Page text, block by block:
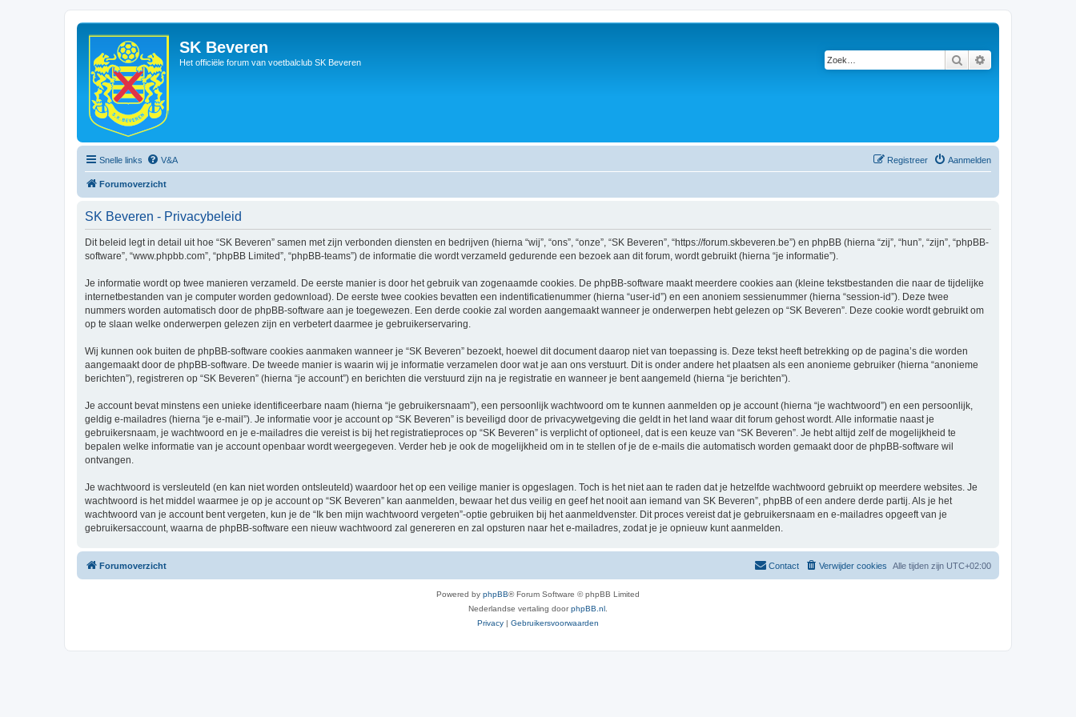
SK Beveren
Het officiële forum van voetbalclub SK Beveren Zoek
Snelle links V&A Aanmelden
Registreer
Forumoverzicht
SK Beveren - Privacybeleid
Dit beleid legt in detail uit hoe “SK Beveren” samen met zijn verbonden diensten en bedrijven (hierna “wij”, “ons”, “onze”, “SK Beveren”, “https://forum.skbeveren.be”) en phpBB (hierna “zij”, “hun”, “zijn”, “phpBB-
software”, “www.phpbb.com”, “phpBB Limited”, “phpBB-teams”) de informatie die wordt verzameld gedurende een bezoek aan dit forum, wordt gebruikt (hierna “je informatie”).
Je informatie wordt op twee manieren verzameld. De eerste manier is door het gebruik van zogenaamde cookies. De phpBB-software maakt meerdere cookies aan (kleine tekstbestanden die naar de tijdelijke
internetbestanden van je computer worden gedownload). De eerste twee cookies bevatten een indentificatienummer (hierna “user-id”) en een anoniem sessienummer (hierna “session-id”). Deze twee
nummers worden automatisch door de phpBB-software aan je toegewezen. Een derde cookie zal worden aangemaakt wanneer je onderwerpen hebt gelezen op “SK Beveren”. Deze cookie wordt gebruikt om
op te slaan welke onderwerpen gelezen zijn en verbetert daarmee je gebruikerservaring.
Wij kunnen ook buiten de phpBB-software cookies aanmaken wanneer je “SK Beveren” bezoekt, hoewel dit document daarop niet van toepassing is. Deze tekst heeft betrekking op de pagina’s die worden
aangemaakt door de phpBB-software. De tweede manier is waarin wij je informatie verzamelen door wat je aan ons verstuurt. Dit is onder andere het plaatsen als een anonieme gebruiker (hierna “anonieme
berichten”), registreren op “SK Beveren” (hierna “je account”) en berichten die verstuurd zijn na je registratie en wanneer je bent aangemeld (hierna “je berichten”).
Je account bevat minstens een unieke identificeerbare naam (hierna “je gebruikersnaam”), een persoonlijk wachtwoord om te kunnen aanmelden op je account (hierna “je wachtwoord”) en een persoonlijk,
geldig e-mailadres (hierna “je e-mail”). Je informatie voor je account op “SK Beveren” is beveiligd door de privacywetgeving die geldt in het land waar dit forum gehost wordt. Alle informatie naast je
gebruikersnaam, je wachtwoord en je e-mailadres die vereist is bij het registratieproces op “SK Beveren” is verplicht of optioneel, dat is een keuze van “SK Beveren”. Je hebt altijd zelf de mogelijkheid te
bepalen welke informatie van je account openbaar wordt weergegeven. Verder heb je ook de mogelijkheid om in te stellen of je de e-mails die automatisch worden gemaakt door de phpBB-software wil
ontvangen.
Je wachtwoord is versleuteld (en kan niet worden ontsleuteld) waardoor het op een veilige manier is opgeslagen. Toch is het niet aan te raden dat je hetzelfde wachtwoord gebruikt op meerdere websites. Je
wachtwoord is het middel waarmee je op je account op “SK Beveren” kan aanmelden, bewaar het dus veilig en geef het nooit aan iemand van SK Beveren”, phpBB of een andere derde partij. Als je het
wachtwoord van je account bent vergeten, kun je de “Ik ben mijn wachtwoord vergeten”-optie gebruiken bij het aanmeldvenster. Dit proces vereist dat je gebruikersnaam en e-mailadres opgeeft van je
gebruikersaccount, waarna de phpBB-software een nieuw wachtwoord zal genereren en zal opsturen naar het e-mailadres, zodat je je opnieuw kunt aanmelden.
Forumoverzicht Alle tijden zijn UTC+02:00
Verwijder cookies
Contact
Powered by phpBB® Forum Software © phpBB Limited
Nederlandse vertaling doorphpBB.nl
Privacy | Gebruikersvoorwaarden